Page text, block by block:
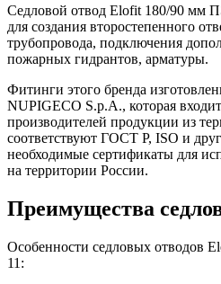
Седловой отвод Elofit 180/90 мм
для создания второстепенного
трубопровода, подключения
пожарных гидрантов, арматуры.
Фитинги этого бренда
NUPIGECO S.p.A., которая
производителей продукции из
соответствуют ГОСТ Р, ISO и
необходимые сертификаты для
на территории России.
Преимущества
Особенности седловых отводов
11: